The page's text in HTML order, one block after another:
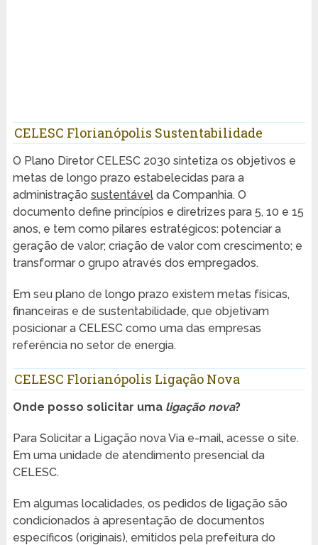
CELESC Florianópolis Sustentabilidade
O Plano Diretor CELESC 2030 sintetiza os objetivos e
metas de longo prazo estabelecidas para a
administração sustentávelda Companhia. O
documento define princípios e diretrizes para 5, 10 e 15
anos, e tem como pilares estratégicos: potenciar a
geração de valor; criação de valor com crescimento; e
transformar o grupo através dos empregados.
Em seu plano de longo prazo existem metas físicas,
financeiras e de sustentabilidade, que objetivam
posicionar a CELESC como uma das empresas
referência no setor de energia.
CELESC Florianópolis Ligação Nova
Onde posso solicitar uma ligação nova?
Para Solicitar a Ligação nova Via e-mail, acesse o site.
Em uma unidade de atendimento presencial da
CELESC.
Em algumas localidades, os pedidos de ligação são
condicionados à apresentação de documentos
específicos (originais), emitidos pela prefeitura do